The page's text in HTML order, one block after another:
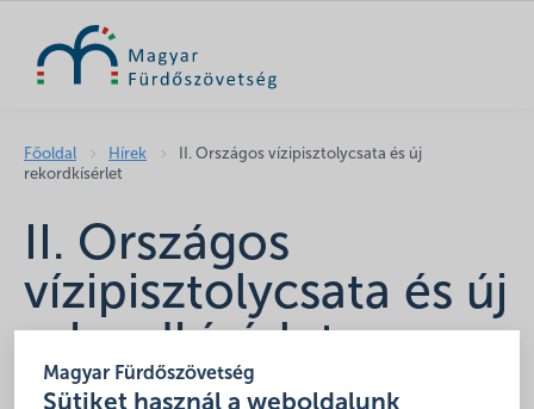
Magyar Fürdőszövetség
Sütiket használ a weboldalunk
Főoldal Hírek
II. Országos vízipisztolycsata és új
rekordkísérlet
II. Országos
vízipisztolycsata és új
rekordkísérlet
2024. június 26.